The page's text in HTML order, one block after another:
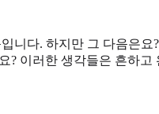
니다. 하지만 그 다음은요
? 이러한 생각들은 흔하